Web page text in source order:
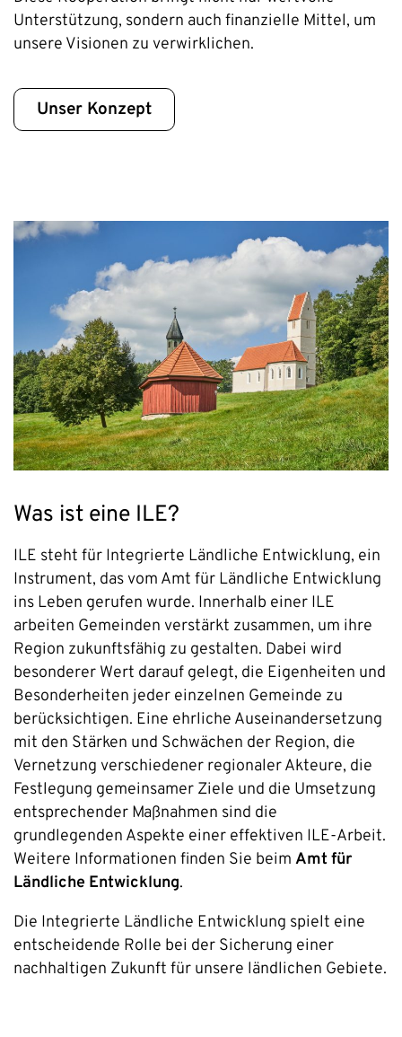
Unterstützung, sondern auch finanzielle Mittel, um
unsere Visionen zu verwirklichen.
Unser Konzept
Was ist eine ILE?
ILE steht für Integrierte Ländliche Entwicklung, ein
Instrument, das vom Amt für Ländliche Entwicklung
ins Leben gerufen wurde. Innerhalb einer ILE
arbeiten Gemeinden verstärkt zusammen, um ihre
Region zukunftsfähig zu gestalten. Dabei wird
besonderer Wert darauf gelegt, die Eigenheiten und
Besonderheiten jeder einzelnen Gemeinde zu
berücksichtigen. Eine ehrliche Auseinandersetzung
mit den Stärken und Schwächen der Region, die
Vernetzung verschiedener regionaler Akteure, die
Festlegung gemeinsamer Ziele und die Umsetzung
entsprechender Maßnahmen sind die
grundlegenden Aspekte einer effektiven ILE-Arbeit.
Weitere Informationen finden Sie beim Amt für
Ländliche Entwicklung.
Die Integrierte Ländliche Entwicklung spielt eine
entscheidende Rolle bei der Sicherung einer
nachhaltigen Zukunft für unsere ländlichen Gebiete.